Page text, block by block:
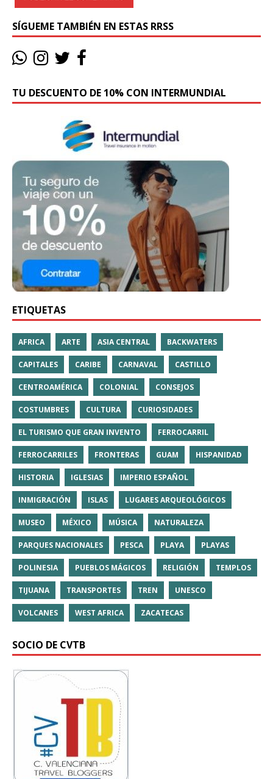
SÍGUEME TAMBIÉN EN ESTAS RRSS
TU DESCUENTO DE 10% CON INTERMUNDIAL
ETIQUETAS
AFRICA ARTE ASIA CENTRAL BACKWATERS
CAPITALES CARIBE CARNAVAL CASTILLO
CENTROAMÉRICA COLONIAL CONSEJOS
COSTUMBRES CULTURA CURIOSIDADES
EL TURISMO QUE GRAN INVENTO FERROCARRIL
FERROCARRILES FRONTERAS GUAM HISPANIDAD
HISTORIA IGLESIAS IMPERIO ESPAÑOL
INMIGRACIÓN ISLAS LUGARES ARQUEOLÓGICOS
MUSEO MÉXICO MÚSICA NATURALEZA
PARQUES NACIONALES PESCA PLAYA PLAYAS
POLINESIA PUEBLOS MÁGICOS RELIGIÓN TEMPLOS
TIJUANA TRANSPORTES TREN UNESCO
VOLCANES WEST AFRICA ZACATECAS
SOCIO DE CVTB